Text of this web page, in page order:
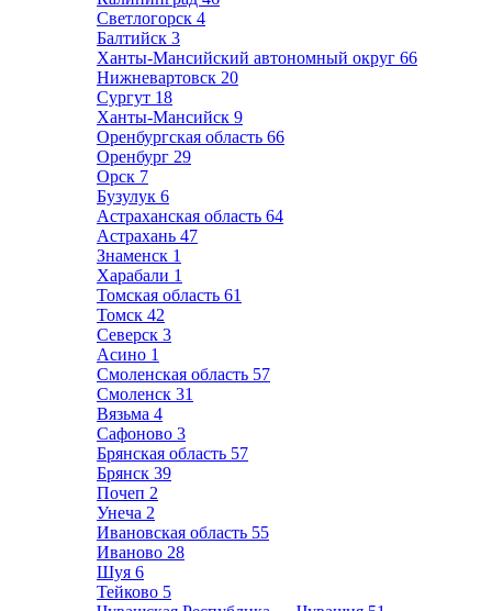
Светлогорск 4
Балтийск 3
Ханты-Мансийский автономный округ 66
Нижневартовск 20
Сургут 18
Ханты-Мансийск 9
Оренбургская область 66
Оренбург 29
Орск 7
Бузулук 6
Астраханская область 64
Астрахань 47
Знаменск 1
Харабали 1
Томская область 61
Томск 42
Северск 3
Асино 1
Смоленская область 57
Смоленск 31
Вязьма 4
Сафоново 3
Брянская область 57
Брянск 39
Почеп 2
Унеча 2
Ивановская область 55
Иваново 28
Шуя 6
Тейково 5